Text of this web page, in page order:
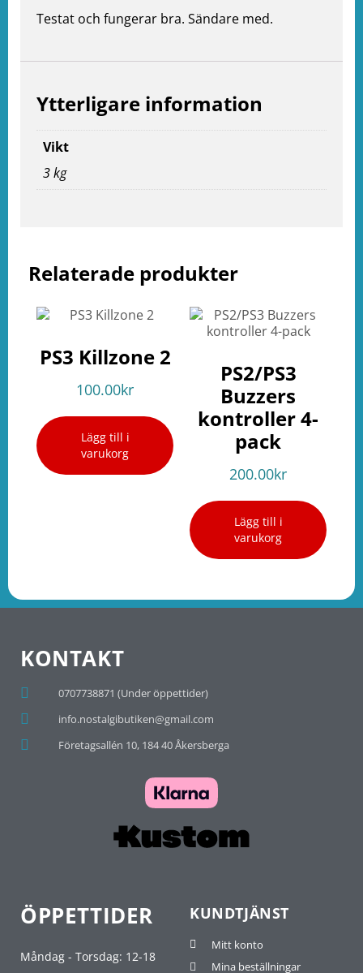
Relaterade produkter
PS3 Killzone 2
100.00kr
Lägg till i
varukorg
PS2/PS3
Buzzers
kontroller 4-
pack
200.00kr
Lägg till i
varukorg
Testat och fungerar bra. Sändare med.
Ytterligare information
Vikt
3 kg
KONTAKT
0707738871 (Under öppettider)
info.nostalgibutiken@gmail.com
Företagsallén 10, 184 40 Åkersberga
ÖPPETTIDER
Måndag - Torsdag: 12-18
KUNDTJÄNST
Mitt konto
Mina beställningar